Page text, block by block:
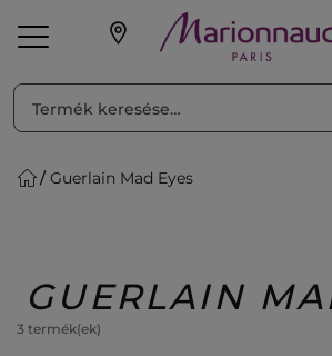
Parfüm
Beauty
Guerlain Mad Eyes
GUERLAIN
3 termék(ek)
RENDEZéS